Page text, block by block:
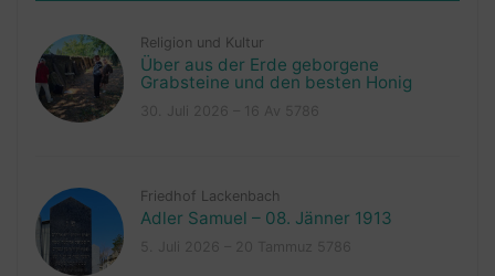
Religion und Kultur
Über aus der Erde geborgene
Grabsteine und den besten Honig
Friedhof Lackenbach
Adler Samuel – 08. Jänner 1913